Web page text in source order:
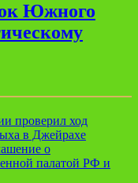
Южного
проверил ход
в Джейрахе
о
палатой РФ и